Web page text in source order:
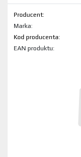
Producent:
Marka:
Kod produktu:
EAN produktu: